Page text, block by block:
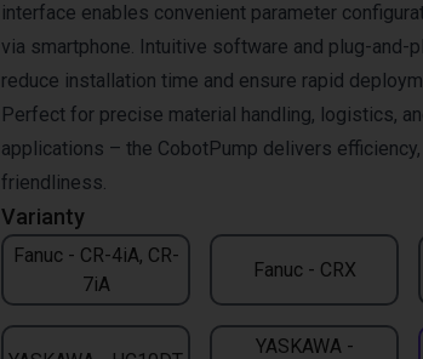
Varianty
Fanuc - CR-4iA, CR-
7iA
Fanuc - CRX
YASKAWA -
interface enables convenient parameter
via smartphone. Intuitive software and plug-and-
reduce installation time and ensure rapid
Perfect for precise material handling, logistics,
applications – the CobotPump delivers
friendliness.